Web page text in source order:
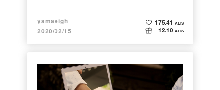
yamaeigh
2020/02/15
175.41 ALIS
12.10 ALIS